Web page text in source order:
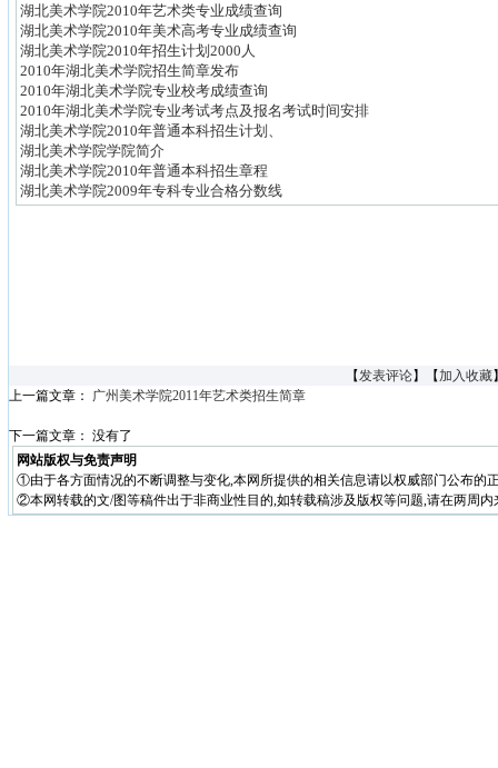
湖北美术学院2010年艺术类专业成绩查询
湖北美术学院2010年美术高考专业成绩查询
湖北美术学院2010年招生计划2000人
2010年湖北美术学院招生简章发布
2010年湖北美术学院专业校考成绩查询
2010年湖北美术学院专业考试考点及报名考试时间安排
湖北美术学院2010年普通本科招生计划、
湖北美术学院学院简介
湖北美术学院2010年普通本科招生章程
湖北美术学院2009年专科专业合格分数线
【发表评论】【加入收藏
上一篇文章：
广州美术学院2011年艺术类招生简章
下一篇文章： 没有了
网站版权与免责声明
①由于各方面情况的不断调整与变化,本网所提供的相关信息请以权威部门公布的
②本网转载的文/图等稿件出于非商业性目的,如转载稿涉及版权等问题,请在两周内